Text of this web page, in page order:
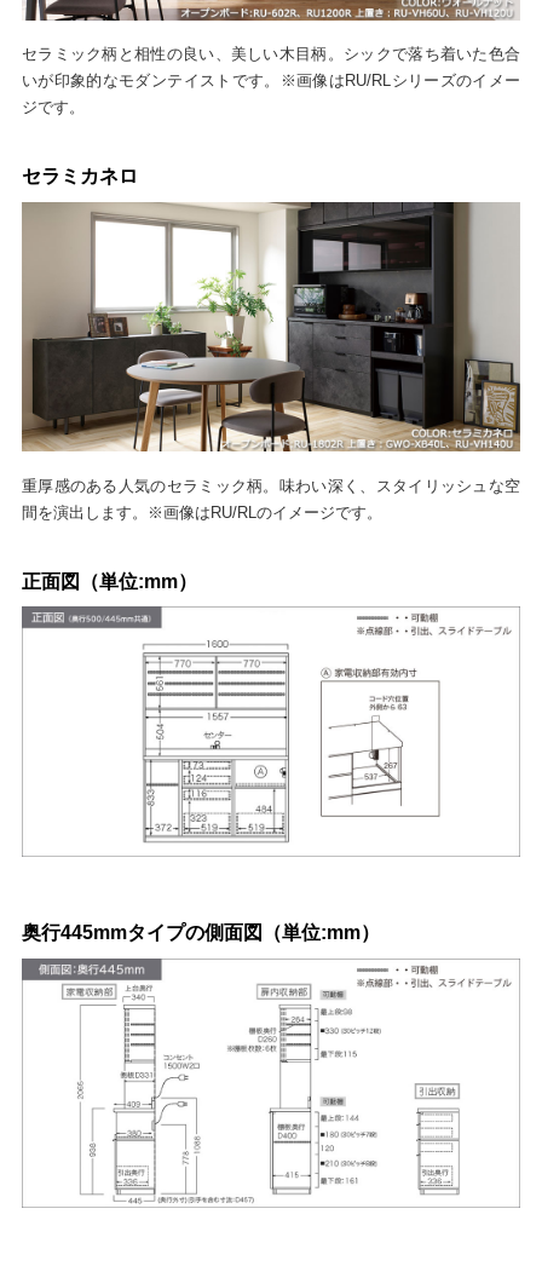
セラミック柄と相性の良い、美しい木目柄。シックで落ち着いた色合
いが印象的なモダンテイストです。※画像はRU/RLシリーズのイメー
ジです。
セラミカネロ
重厚感のある人気のセラミック柄。味わい深く、スタイリッシュな空
間を演出します。※画像はRU/RLのイメージです。
正面図（単位:mm）
奥行445mmタイプの側面図（単位:mm）